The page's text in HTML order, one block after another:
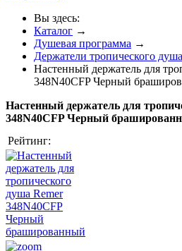
Вы здесь:
Каталог →
Душевая программа →
Держатели тропического душа
Настенный держатель для
348N40CFP Черный
Настенный держатель для
348N40CFP Черный
Рейтинг: